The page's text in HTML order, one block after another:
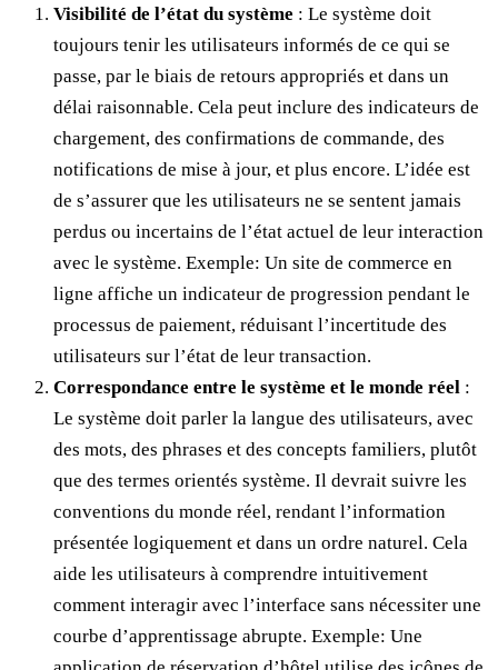
Visibilité de l’état du système : Le système doit
toujours tenir les utilisateurs informés de ce qui se
passe, par le biais de retours appropriés et dans un
délai raisonnable. Cela peut inclure des indicateurs de
chargement, des confirmations de commande, des
notifications de mise à jour, et plus encore. L’idée est
de s’assurer que les utilisateurs ne se sentent jamais
perdus ou incertains de l’état actuel de leur interaction
avec le système. Exemple: Un site de commerce en
ligne affiche un indicateur de progression pendant le
processus de paiement, réduisant l’incertitude des
utilisateurs sur l’état de leur transaction.
Correspondance entre le système et le monde réel :
Le système doit parler la langue des utilisateurs, avec
des mots, des phrases et des concepts familiers, plutôt
que des termes orientés système. Il devrait suivre les
conventions du monde réel, rendant l’information
présentée logiquement et dans un ordre naturel. Cela
aide les utilisateurs à comprendre intuitivement
comment interagir avec l’interface sans nécessiter une
courbe d’apprentissage abrupte. Exemple: Une